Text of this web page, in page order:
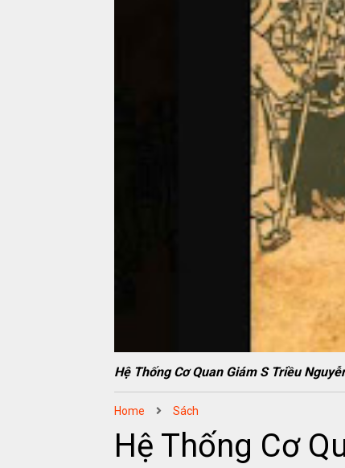
Hệ Thống Cơ Quan Giám S Triều
Home Sách
Hệ Thống Cơ